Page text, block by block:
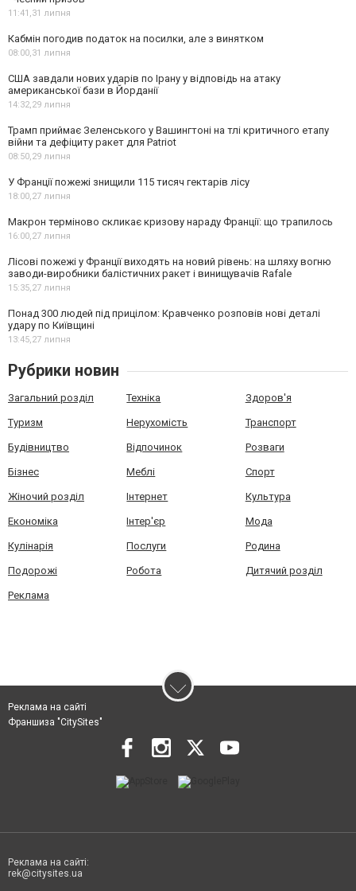
11:41,31 липня
Кабмін погодив податок на посилки, але з винятком
08:00,31 липня
США завдали нових ударів по Ірану у відповідь на атаку
американської бази в Йорданії
14:32,29 липня
Трамп приймає Зеленського у Вашингтоні на тлі критичного етапу
війни та дефіциту ракет для Patriot
08:50,29 липня
У Франції пожежі знищили 115 тисяч гектарів лісу
18:00,27 липня
Макрон терміново скликає кризову нараду Франції: що трапилось
16:00,27 липня
Лісові пожежі у Франції виходять на новий рівень: на шляху вогню
заводи-виробники балістичних ракет і винищувачів Rafale
15:35,27 липня
Понад 300 людей під прицілом: Кравченко розповів нові деталі
удару по Київщині
13:45,27 липня
Рубрики новин
Загальний розділ Техніка Здоров'я
Туризм Нерухомість Транспорт
Будівництво Відпочинок Розваги
Бізнес Меблі Спорт
Жіночий розділ Інтернет Культура
Економіка Інтер'єр Мода
Кулінарія Послуги Родина
Подорожі Робота Дитячий розділ
Реклама
Реклама на сайті
Франшиза "CitySites"
Реклама на сайті:
rek@citysites.ua